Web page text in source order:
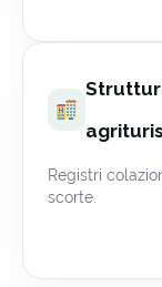
Registri
scorte.